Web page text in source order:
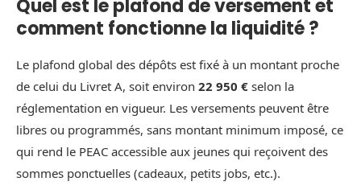
Quel est le plafond de versement et
comment fonctionne la liquidité ?
Le plafond global des dépôts est fixé à un montant proche
de celui du Livret A, soit environ 22 950 € selon la
réglementation en vigueur. Les versements peuvent être
libres ou programmés, sans montant minimum imposé, ce
qui rend le PEAC accessible aux jeunes qui reçoivent des
sommes ponctuelles (cadeaux, petits jobs, etc.).